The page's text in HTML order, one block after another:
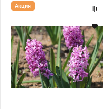
Гиацинт
"АННА
3
штуки
(размер
15/16)
Акция